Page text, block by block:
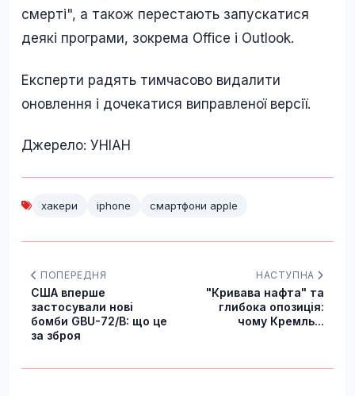
смерті", а також перестають запускатися
деякі програми, зокрема Office і Outlook.
Експерти радять тимчасово видалити
оновлення і дочекатися виправленої версії.
Джерело: УНІАН
хакери iphone смартфони apple
ПОПЕРЕДНЯ
США вперше
застосували нові
бомби GBU-72/B: що це
за зброя
НАСТУПНА
"Кривава нафта" та
глибока опозиція:
чому Кремль...